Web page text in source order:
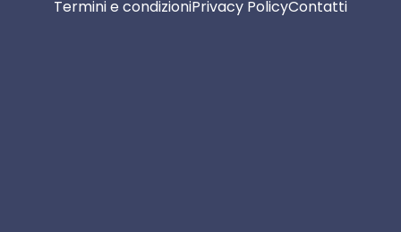
Termini e condizioniPrivacy PolicyContatti